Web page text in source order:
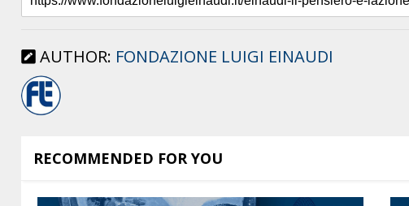
AUTHOR: FONDAZIONE LUIGI EINAUDI
RECOMMENDED FOR YOU